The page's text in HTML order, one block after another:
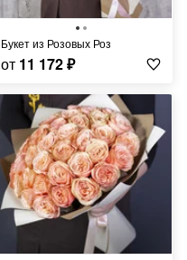
Букет из Розовых Роз
от 11 172₽